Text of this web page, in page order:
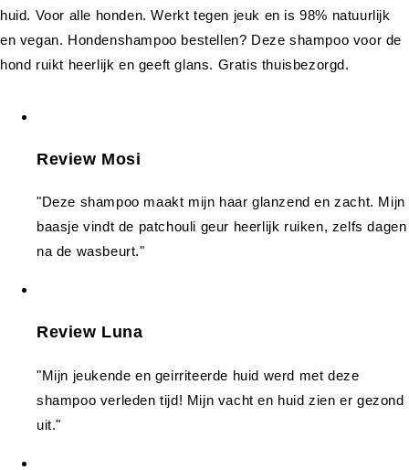
Review Mosi
"Deze shampoo maakt mijn haar glanzend en zacht. Mijn
baasje vindt de patchouli geur heerlijk ruiken, zelfs dagen
na de wasbeurt."
Review Luna
"Mijn jeukende en geirriteerde huid werd met deze
shampoo verleden tijd! Mijn vacht en huid zien er gezond
uit."